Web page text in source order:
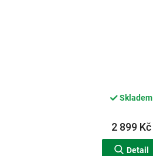
Skladem
2 899 Kč
Detail